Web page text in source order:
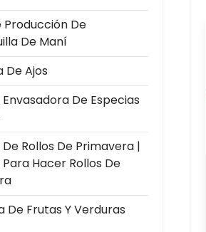
Producción De
De Maní
De Ajos
De Especias
Rollos De Primavera |
Hacer Rollos De
De Frutas Y Verduras